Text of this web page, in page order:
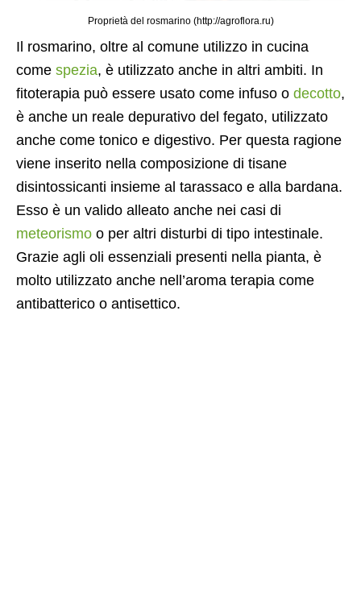
Proprietà del rosmarino (http://agroflora.ru)
Il rosmarino, oltre al comune utilizzo in cucina
come spezia, è utilizzato anche in altri ambiti. In
fitoterapia può essere usato come infuso o decotto,
è anche un reale depurativo del fegato, utilizzato
anche come tonico e digestivo. Per questa ragione
viene inserito nella composizione di tisane
disintossicanti insieme al tarassaco e alla bardana.
Esso è un valido alleato anche nei casi di
meteorismo o per altri disturbi di tipo intestinale.
Grazie agli oli essenziali presenti nella pianta, è
molto utilizzato anche nell’aroma terapia come
antibatterico o antisettico.